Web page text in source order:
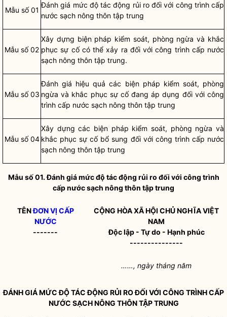
Mẫu số 01
Đánh giá mức độ tác động rủi ro đối với công trình cấp
nước sạch nông thôn tập trung
Mẫu số 02
Xây dựng biện pháp kiểm soát, phòng ngừa và khắc
phục sự cố có thể xảy ra đối với công trình cấp nước
sạch nông thôn tập trung.
Mẫu số 03
Đánh giá hiệu quả các biện pháp kiểm soát, phòng
ngừa và khắc phục sự cố đang áp dụng đối với công
trình cấp nước sạch nông thôn tập trung
Mẫu số 04
Xây dựng các biện pháp kiểm soát, phòng ngừa và
khắc phục sự cố bổ sung đối với công trình cấp nước
sạch nông thôn tập trung
Mẫu số 01. Đánh giá mức độ tác động rủi ro đối với công trình
cấp nước sạch nông thôn tập trung
TÊNĐƠN VỊ CẤP
NƯỚC
-------
CỘNG HÒA XÃ HỘI CHỦ NGHĨA VIỆT
NAM
Độc lập - Tự do - Hạnh phúc
---------------
……, ngày tháng năm
ĐÁNH GIÁ MỨC ĐỘ TÁC ĐỘNG RỦI RO ĐỐI VỚI CÔNG TRÌNH CẤP
NƯỚC SẠCH NÔNG THÔN TẬP TRUNG